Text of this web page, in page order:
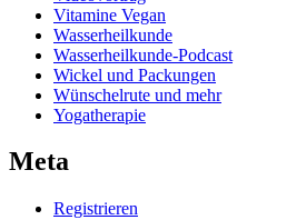
Vitamine Vegan
Wasserheilkunde
Wasserheilkunde-Podcast
Wickel und Packungen
Wünschelrute und mehr
Yogatherapie
Meta
Registrieren